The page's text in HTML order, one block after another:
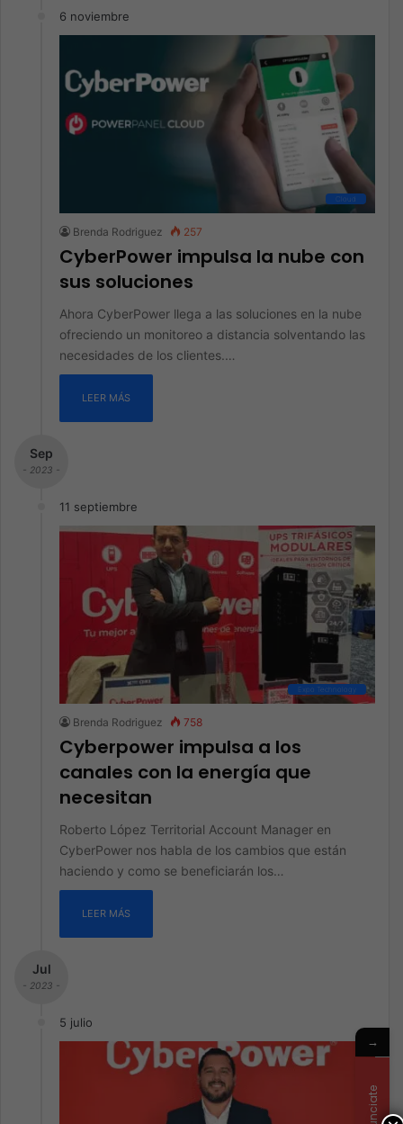
6 noviembre
Cloud
Brenda Rodriguez 257
CyberPower impulsa la nube con
sus soluciones
Ahora CyberPower llega a las soluciones en la nube
ofreciendo un monitoreo a distancia solventando las
necesidades de los clientes.…
LEER MÁS
Sep
- 2023 -
11 septiembre
Expo Technology
Brenda Rodriguez 758
Cyberpower impulsa a los
canales con la energía que
necesitan
Roberto López Territorial Account Manager en
CyberPower nos habla de los cambios que están
haciendo y como se beneficiarán los…
LEER MÁS
Jul
- 2023 -
5 julio
→